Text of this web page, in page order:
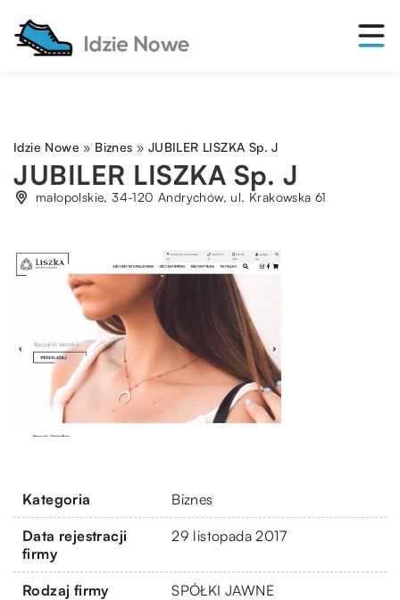
Idzie Nowe » Biznes » JUBILER LISZKA Sp. J
JUBILER LISZKA Sp. J
małopolskie, 34-120 Andrychów, ul. Krakowska 61
Kategoria Biznes
Data rejestracji
firmy
29 listopada 2017
Rodzaj firmy SPÓŁKI JAWNE